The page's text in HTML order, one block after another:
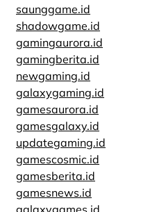
saunggame.id
shadowgame.id
gamingaurora.id
gamingberita.id
newgaming.id
galaxygaming.id
gamesaurora.id
gamesgalaxy.id
updategaming.id
gamescosmic.id
gamesberita.id
gamesnews.id
galaxygames.id